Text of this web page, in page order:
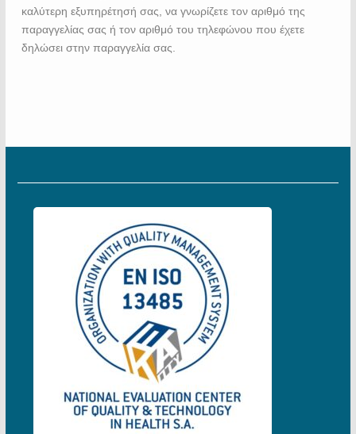
καλύτερη εξυπηρέτησή σας, να γνωρίζετε τον αριθμό της
παραγγελίας σας ή τον αριθμό του τηλεφώνου που έχετε
δηλώσει στην παραγγελία σας.